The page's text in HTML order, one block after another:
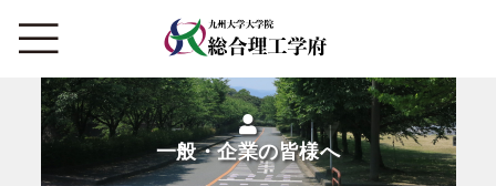
一般・企業の皆様へ